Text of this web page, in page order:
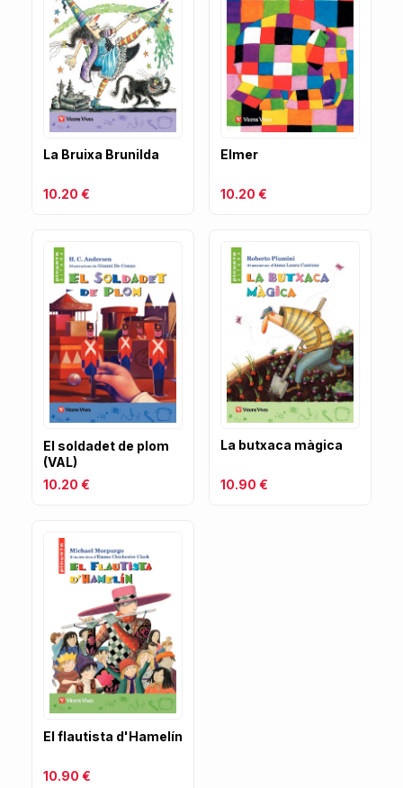
La Bruixa Brunilda
10.20 €
Elmer
10.20 €
El soldadet de plom
(VAL)
10.20 €
La butxaca màgica
10.90 €
El flautista d'Hamelín
10.90 €